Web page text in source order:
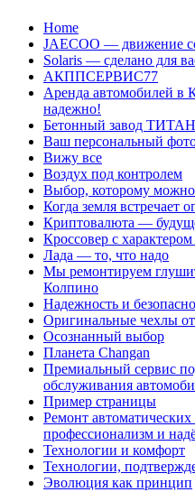
Перейти
содержанию
Home
JAECOO — движение
Solaris — сделано для
АКППСЕРВИС77
Аренда автомобилей в
надежно!
Бетонный завод
Ваш персональный
Вижу все
Воздух под контролем
Выбор, которому можно
Когда земля встречает
Криптовалюта —
Кроссовер с характером
Лада — то, что надо
Мы ремонтируем
Колпино
Надежность и
Оригинальные чехлы от
Осознанный выбор
Планета Changan
Премиальный сервис
обслуживания
Пример страницы
Ремонт
профессионализм и
Технологии и комфорт
Технологии,
Эволюция как принцип